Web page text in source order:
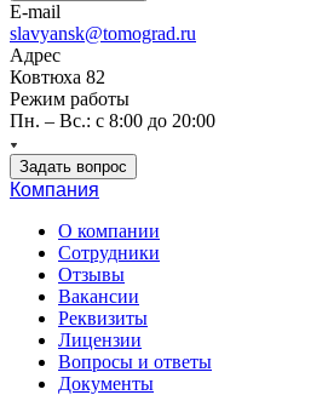
E-mail
slavyansk@tomograd.ru
Адрес
Ковтюха 82
Режим работы
Пн. – Вс.: с 8:00 до 20:00
Задать вопрос
Компания
О компании
Сотрудники
Отзывы
Вакансии
Реквизиты
Лицензии
Вопросы и ответы
Документы